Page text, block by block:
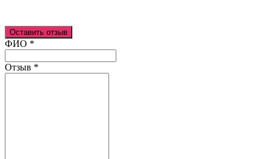
Оставить отзыв
Ваш отзыв был отправлен!
ФИО *
Отзыв *